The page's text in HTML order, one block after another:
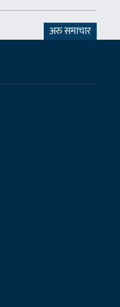
अरु समाचार